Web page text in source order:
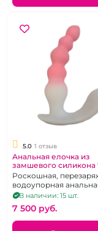
5.0 1 отзыв
Анальная елочка из
замшевого силикона
Moon" бело-розовая
Роскошная,
водоупорная
ёлочка с
управлением.
В наличии: 15 шт.
7 500 pуб.